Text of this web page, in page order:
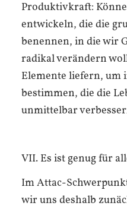
Produktivkraft:
entwickeln, die die
benennen, in die wir
radikal verändern
Elemente liefern, um
bestimmen, die die
unmittelbar
VII. Es ist genug für
Im Attac-
wir uns deshalb